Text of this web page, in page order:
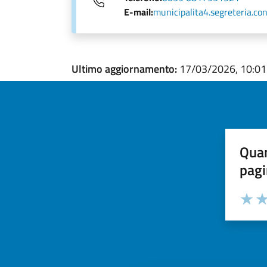
E-mail:
Ultimo aggiornamento: 17/03/2026, 10:01
Valuta